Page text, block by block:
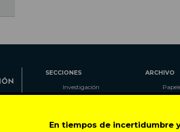
En tiempos de incertidumbre
SECCIONES
Investigación
Especiales
ARCHIVO